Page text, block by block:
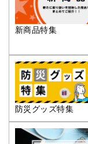
新商品特集
防災グッズ特集